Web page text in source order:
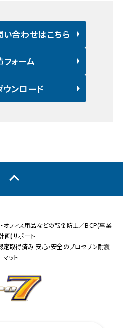
合わせはこちら
ォーム
ンロード
オフィス用品などの転倒防止／BCP(事業
画)サポート
取得済み 安心・安全のプロセブン耐震
マット